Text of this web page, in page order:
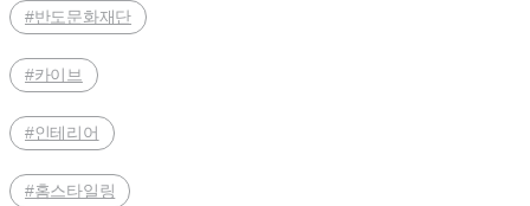
#반도문화재단
#카이브
#인테리어
#홈스타일링